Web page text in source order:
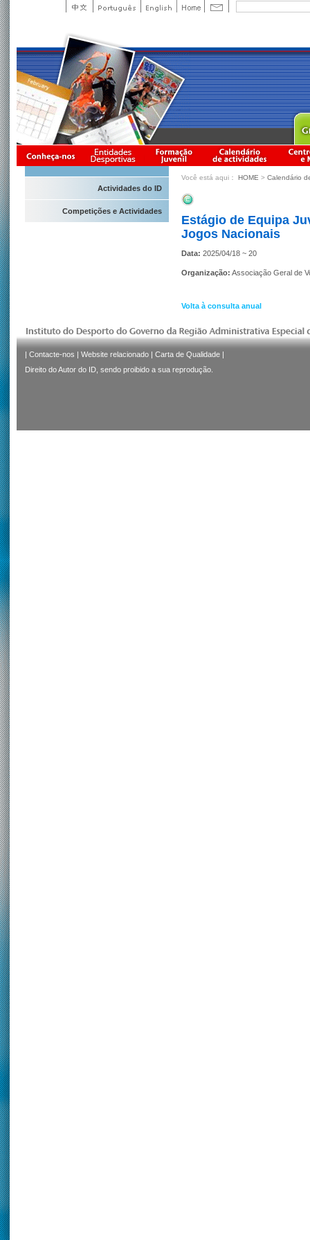
Actividades do ID
Competições e Actividades
Você está aqui： HOME > Calendário
Estágio de Equipa
Jogos Nacionais
Data: 2025/04/18 ~ 20
Organização: Associação Geral de
Volta à consulta anual
| Contacte-nos | Website relacionado | Carta de Qualidade |
Direito do Autor do ID, sendo proibido a sua reprodução.